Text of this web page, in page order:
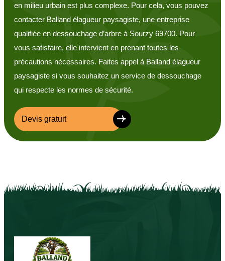
en milieu urbain est plus complexe. Pour cela, vous pouvez
contacter Balland élagueur paysagiste, une entreprise
qualifiée en dessouchage d’arbre à Sourzy 69700. Pour
vous satisfaire, elle intervient en prenant toutes les
précautions nécessaires. Faites appel à Balland élagueur
paysagiste si vous souhaitez un service de dessouchage
qui respecte les normes de sécurité.
Devis gratuit